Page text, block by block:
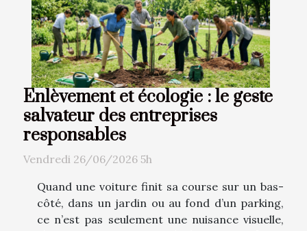
Enlèvement et écologie : le geste
salvateur des entreprises
responsables
Vendredi 26/06/2026 5h
Quand une voiture finit sa course sur un bas-
côté, dans un jardin ou au fond d’un parking,
ce n’est pas seulement une nuisance visuelle,